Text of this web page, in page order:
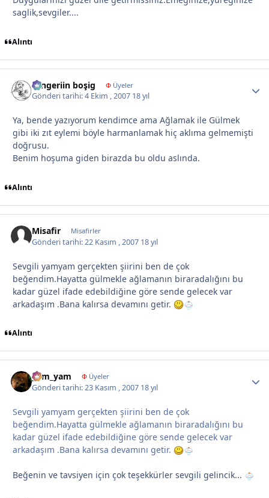
saglik,sevgiler....
Alıntı
Tengeriin boşig ΦÜyeler
Gönderi tarihi:4 Ekim , 2007 18 yıl
Ya, bende yazıyorum kendimce ama Ağlamak ile Gülmek
gibi iki zıt eylemi böyle harmanlamak hiç aklıma gelmemişti
doğrusu.
Benim hoşuma giden birazda bu oldu aslında.
Alıntı
Misafir Misafirler
Gönderi tarihi:22 Kasım , 2007 18 yıl
Sevgili yamyam gerçekten şiirini ben de çok
beğendim.Hayatta gülmekle ağlamanın biraradalığını bu
kadar güzel ifade edebildiğine göre sende gelecek var
arkadaşım .Bana kalırsa devamını getir.
Alıntı
yam_yam ΦÜyeler
Gönderi tarihi:23 Kasım , 2007 18 yıl
Sevgili yamyam gerçekten şiirini ben de çok
beğendim.Hayatta gülmekle ağlamanın biraradalığını bu
kadar güzel ifade edebildiğine göre sende gelecek var
arkadaşım .Bana kalırsa devamını getir.
Beğenin ve tavsiyen için çok teşekkürler sevgili gelincik...